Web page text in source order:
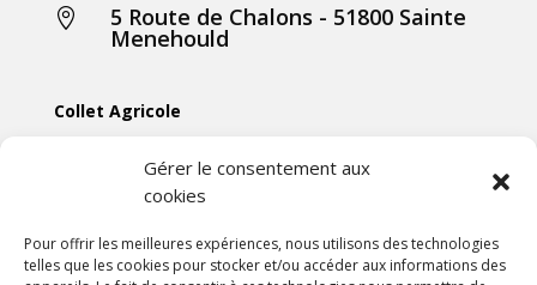
Gérer le consentement aux
cookies
Pour offrir les meilleures expériences, nous utilisons des technologies
telles que les cookies pour stocker et/ou accéder aux informations des
 5 Route de Chalons - 51800 Sainte
Menehould
Collet Agricole
Collet Motoculture
Collet Élevage